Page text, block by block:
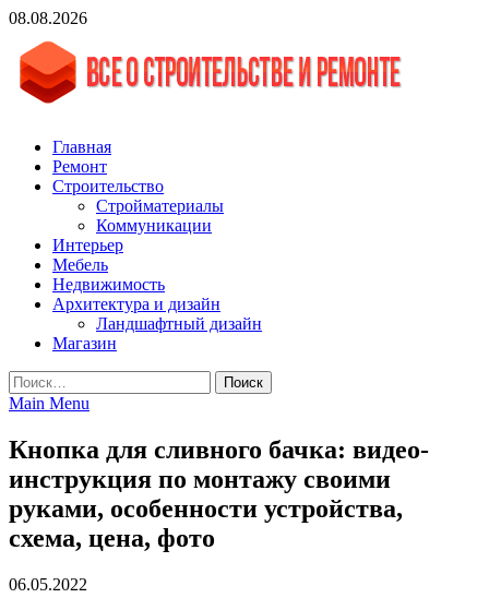
Skip
content
08.08.2026
vgasa.ru
Строительный журнал. Всё о строительстве и ремонтах
Главная
Ремонт
Строительство
Стройматериалы
Коммуникации
Интерьер
Мебель
Недвижимость
Архитектура и дизайн
Ландшафтный дизайн
Магазин
Найти:
Main Menu
Кнопка для сливного бачка: видео-
инструкция по монтажу своими
руками, особенности устройства,
схема, цена, фото
06.05.2022